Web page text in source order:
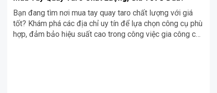
Bạn đang tìm nơi mua tay quay taro chất lượng với giá
tốt? Khám phá các địa chỉ uy tín để lựa chọn công cụ phù
hợp, đảm bảo hiệu suất cao trong công việc gia công của